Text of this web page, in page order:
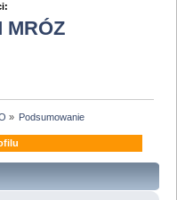
MRÓZ
» Podsumowanie